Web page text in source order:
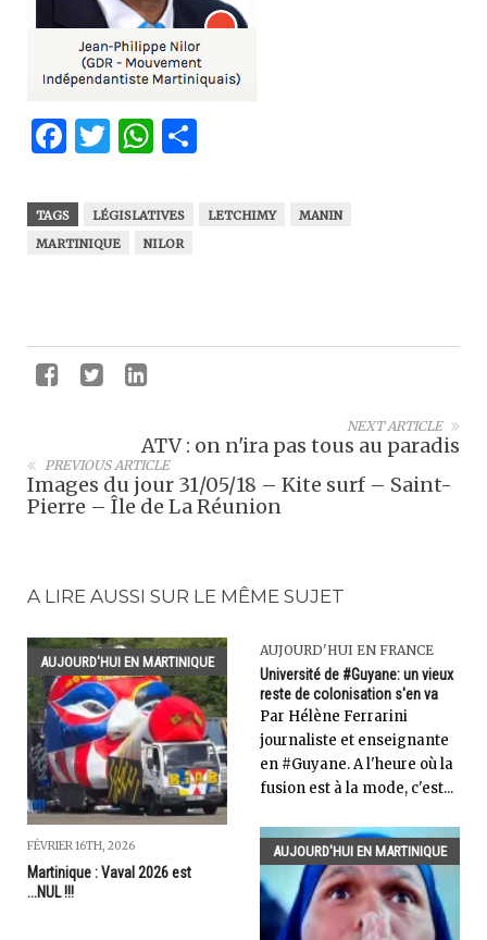
Facebook
Twitter
WhatsApp
TAGS LÉGISLATIVES LETCHIMY
MANIN
MARTINIQUE
NILOR
NEXT ARTICLE
ATV : on n'ira pas tous au paradis
PREVIOUS ARTICLE
Images du jour 31/05/18 – Kite surf – Saint-
Pierre – Île de La Réunion
A LIRE AUSSI SUR LE MÊME SUJET
AUJOURD'HUI EN MARTINIQUE
FÉVRIER 16TH, 2026
Martinique : Vaval 2026 est
...NUL !!!
AUJOURD'HUI EN FRANCE
Université de #Guyane: un vieux
reste de colonisation s'en va
Par Hélène Ferrarini
journaliste et enseignante
en #Guyane. A l'heure où la
fusion est à la mode, c'est...
AUJOURD'HUI EN MARTINIQUE